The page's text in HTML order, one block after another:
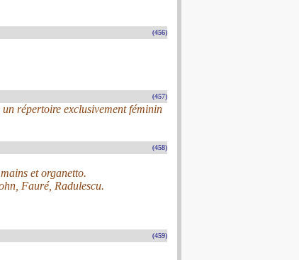
(456)
(457)
répertoire exclusivement féminin
(458)
et organetto.
Fauré, Radulescu.
(459)